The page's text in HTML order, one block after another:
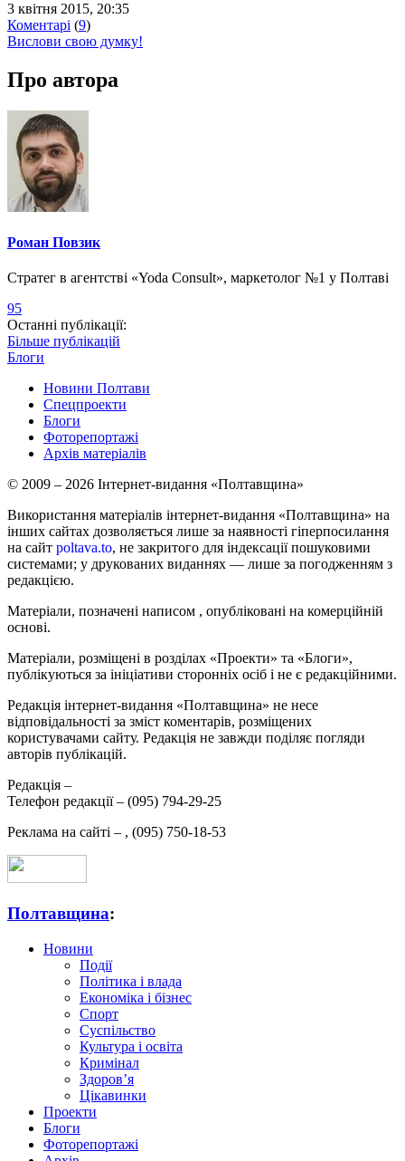
3 квітня 2015, 20:35
Коментарі (9)
Вислови свою думку!
Про автора
Роман Повзик
Стратег в агентстві «Yoda Consult», маркетолог №1 у Полтаві
95
Останні публікації:
Більше публікацій
Блоги
Новини Полтави
Спецпроекти
Блоги
Фоторепортажі
Архів матеріалів
© 2009 – 2026 Інтернет-видання «Полтавщина»
Використання матеріалів інтернет-видання «Полтавщина» на
інших сайтах дозволяється лише за наявності гіперпосилання
на сайт poltava.to, не закритого для індексації пошуковими
системами; у друкованих виданнях — лише за погодженням з
редакцією.
Матеріали, позначені написом , опубліковані на комерційній
основі.
Матеріали, розміщені в розділах «Проекти» та «Блоги»,
публікуються за ініціативи сторонніх осіб і не є редакційними.
Редакція інтернет-видання «Полтавщина» не несе
відповідальності за зміст коментарів, розміщених
користувачами сайту. Редакція не завжди поділяє погляди
авторів публікацій.
Редакція –
Телефон редакції – (095) 794-29-25
Реклама на сайті – , (095) 750-18-53
Полтавщина:
Новини
Події
Політика і влада
Економіка і бізнес
Спорт
Суспільство
Культура і освіта
Кримінал
Здоров’я
Цікавинки
Проекти
Блоги
Фоторепортажі